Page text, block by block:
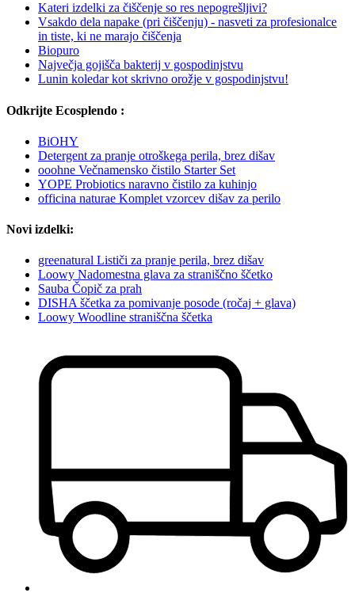
Kateri izdelki za čiščenje so res nepogrešljivi?
Vsakdo dela napake (pri čiščenju) - nasveti za profesionalce
in tiste, ki ne marajo čiščenja
Biopuro
Največja gojišča bakterij v gospodinjstvu
Lunin koledar kot skrivno orožje v gospodinjstvu!
Odkrijte Ecosplendo :
BiOHY
Detergent za pranje otroškega perila, brez dišav
ooohne Večnamensko čistilo Starter Set
YOPE Probiotics naravno čistilo za kuhinjo
officina naturae Komplet vzorcev dišav za perilo
Novi izdelki:
greenatural Lističi za pranje perila, brez dišav
Loowy Nadomestna glava za straniščno ščetko
Sauba Čopič za prah
DISHA ščetka za pomivanje posode (ročaj + glava)
Loowy Woodline straniščna ščetka